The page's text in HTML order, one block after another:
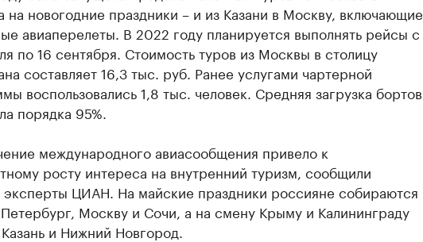
на новогодние праздники – и из Казани в Москву, включающие
авиаперелеты. В 2022 году планируется выполнять рейсы с
по 16 сентября. Стоимость туров из Москвы в столицу
составляет 16,3 тыс. руб. Ранее услугами чартерной
воспользовались 1,8 тыс. человек. Средняя загрузка бортов
порядка 95%.
международного авиасообщения привело к
росту интереса на внутренний туризм, сообщили
эксперты ЦИАН. На майские праздники россияне собираются
Москву и Сочи, а на смену Крыму и Калининграду
и Нижний Новгород.